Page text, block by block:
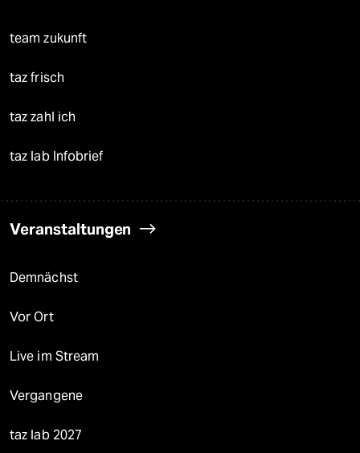
team zukunft
taz frisch
taz zahl ich
taz lab Infobrief
Veranstaltungen
Demnächst
Vor Ort
Live im Stream
Vergangene
taz lab 2027